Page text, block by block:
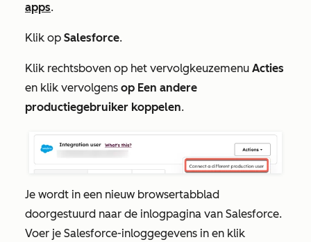
apps.
Klik op Salesforce.
Klik rechtsboven op het vervolgkeuzemenu Acties
en klik vervolgens op Een andere
productiegebruiker koppelen.
Je wordt in een nieuw browsertabblad
doorgestuurd naar de inlogpagina van Salesforce.
Voer je Salesforce-inloggegevens in en klik